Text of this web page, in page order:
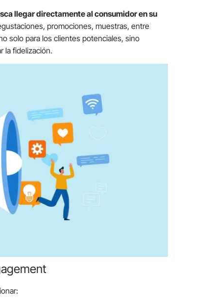
llegar directamente al consumidor en su
promociones, muestras, entre
solo para los clientes potenciales, sino
la fidelización.